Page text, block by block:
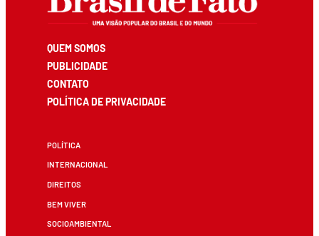
QUEM SOMOS
PUBLICIDADE
CONTATO
POLÍTICA DE PRIVACIDADE
POLÍTICA
INTERNACIONAL
DIREITOS
BEM VIVER
SOCIOAMBIENTAL